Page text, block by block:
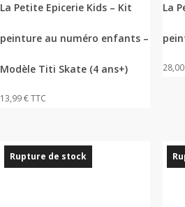
La Petite Epicerie Kids – Kit
peinture au numéro enfants –
Modèle Titi Skate (4 ans+)
13,99€TTC
La
28,00
Rupture de stock